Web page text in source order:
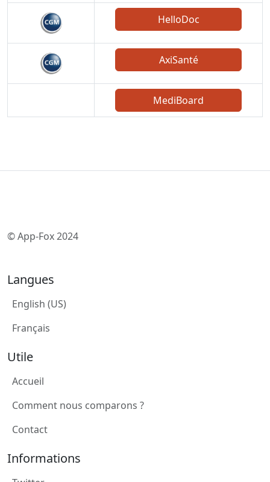
HelloDoc
AxiSanté
MediBoard
© App-Fox 2024
Langues
English (US)
Français
Utile
Accueil
Comment nous comparons ?
Contact
Informations